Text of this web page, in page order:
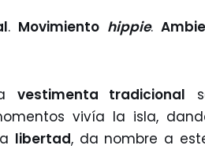
. Movimiento hippie.
vestimenta tradicional
vivía la isla,
libertad, da nombre a